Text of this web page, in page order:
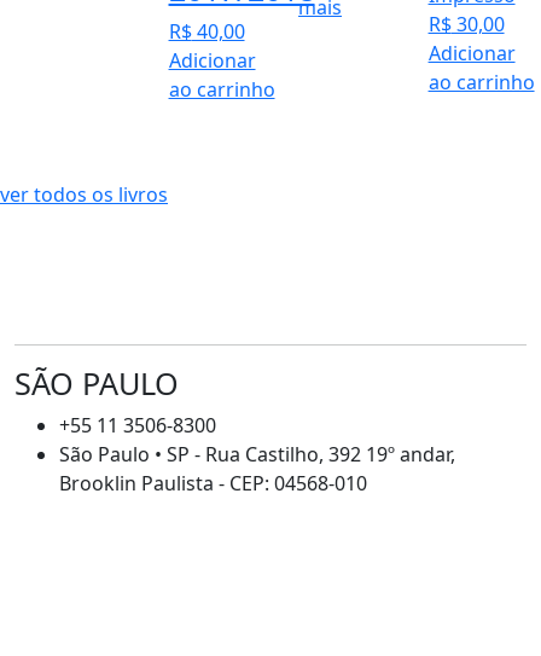
R$40,00
Adicionar
ao carrinho
mais
R$30,00
Adicionar
ao carrinho
ver todos os livros
SÃO PAULO
+55 11 3506-8300
São Paulo • SP - Rua Castilho, 392 19º andar,
Brooklin Paulista - CEP: 04568-010